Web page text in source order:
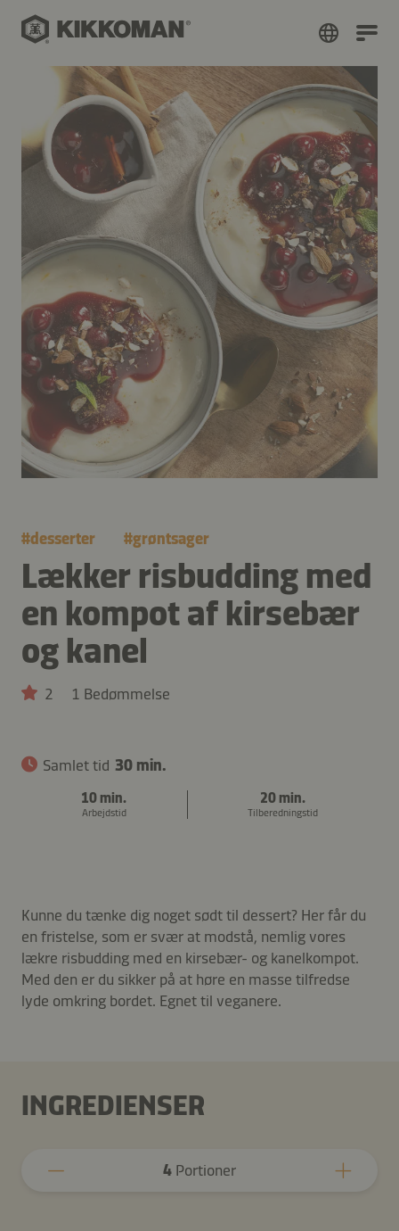
#desserter #grøntsager
Lækker risbudding med
en kompot af kirsebær
og kanel
2 1 Bedømmelse
Samlet tid 30 min.
10 min.
Arbejdstid
20 min.
Tilberedningstid
Kunne du tænke dig noget sødt til dessert? Her får du
en fristelse, som er svær at modstå, nemlig vores
lækre risbudding med en kirsebær- og kanelkompot.
Med den er du sikker på at høre en masse tilfredse
lyde omkring bordet. Egnet til veganere.
INGREDIENSER
4 Portioner